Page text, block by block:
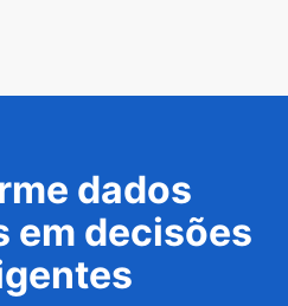
dados
em decisões